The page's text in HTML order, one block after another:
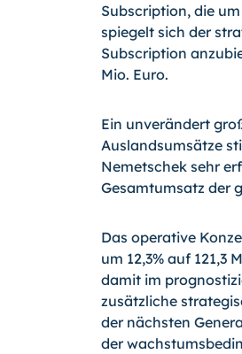
Subscription, die
spiegelt sich der
Subscription
Mio. Euro.
Ein unverändert
Auslandsumsätze
Nemetschek sehr
Gesamtumsatz der
Das operative
um 12,3% auf 121,3
damit im
zusätzliche
der nächsten
der